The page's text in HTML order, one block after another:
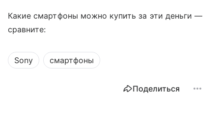
Какие смартфоны можно купить за эти деньги —
сравните:
Sony смартфоны
Поделиться